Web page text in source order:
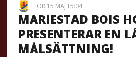
TOR 15 MAJ 15:04
MARIESTAD BOIS
PRESENTERAR EN
MÅLSÄTTNING!